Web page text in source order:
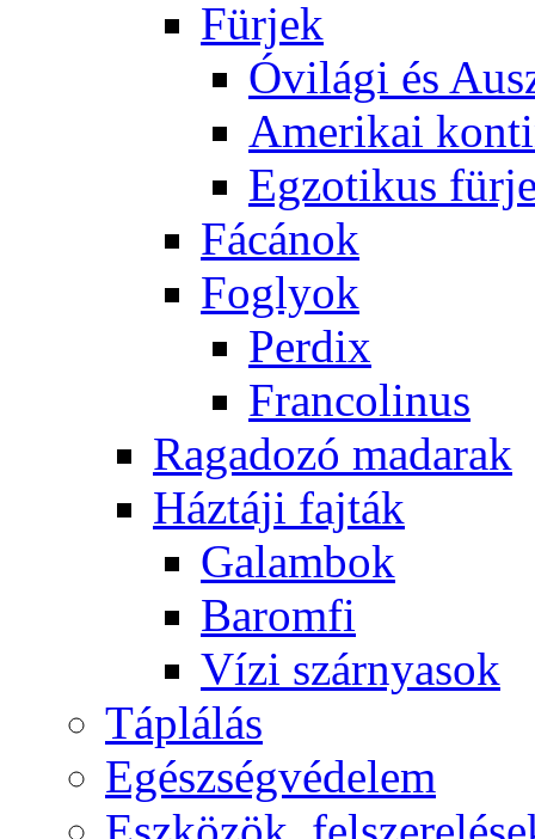
Fürjek
Óvilági és
Amerikai
Egzotikus
Fácánok
Foglyok
Perdix
Francolinus
Ragadozó madarak
Háztáji fajták
Galambok
Baromfi
Vízi szárnyasok
Táplálás
Egészségvédelem